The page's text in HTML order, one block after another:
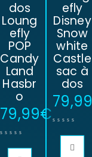
dos
Loung
efly
POP
Candy
Land
Hasbr
o
79,99€
efly
Disney
Snow
white
Castle
sac à
dos
79,99